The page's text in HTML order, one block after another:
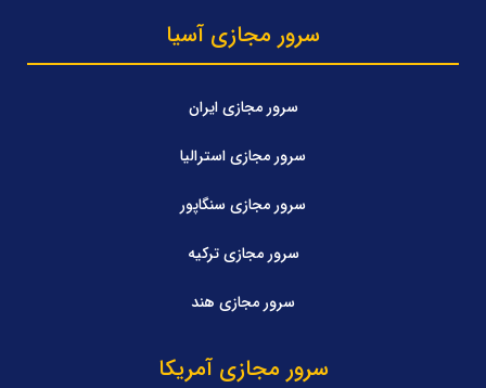
سرور مجازی آسیا
سرور مجازی ایران
سرور مجازی استرالیا
سرور مجازی سنگاپور
سرور مجازی ترکیه
سرور مجازی هند
سرور مجازی آمریکا